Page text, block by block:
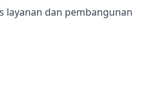
layanan dan pembangunan